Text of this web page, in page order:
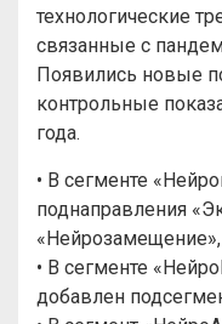
технологические
связанные с
Появились новые
контрольные
года.
• В сегменте
поднаправления
• В сегменте
добавлен